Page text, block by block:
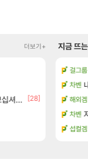
더보기+
ㅁㅊ
[28]
메이플
로아
리니
LoL
리니
지금 뜨는
걸그룹
차벤
해외겜
차벤
섭컬겜